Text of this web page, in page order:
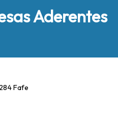
Aderentes
Fafe